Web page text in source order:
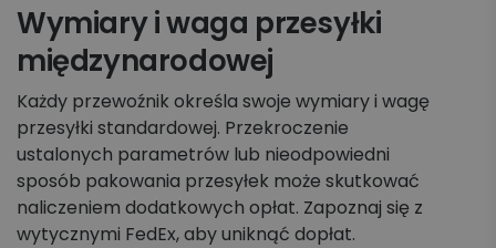
Wymiary i waga przesyłki
międzynarodowej
Każdy przewoźnik określa swoje wymiary i wagę
przesyłki standardowej. Przekroczenie
ustalonych parametrów lub nieodpowiedni
sposób pakowania przesyłek może skutkować
naliczeniem dodatkowych opłat. Zapoznaj się z
wytycznymi FedEx, aby uniknąć dopłat.